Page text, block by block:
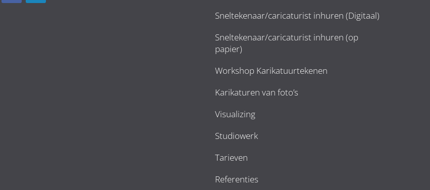
Sneltekenaar/caricaturist inhuren (Digitaal)
Sneltekenaar/caricaturist inhuren (op
papier)
Workshop Karikatuurtekenen
Karikaturen van foto’s
Visualizing
Studiowerk
Tarieven
Referenties